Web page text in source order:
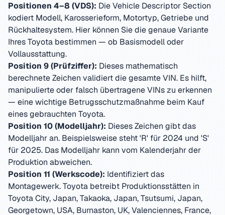
Positionen 4–8 (VDS): Die Vehicle Descriptor Section
kodiert Modell, Karosserieform, Motortyp, Getriebe und
Rückhaltesystem. Hier können Sie die genaue Variante
IhresToyota bestimmen — ob Basismodell oder
Vollausstattung.
Position 9 (Prüfziffer): Dieses mathematisch
berechnete Zeichen validiert die gesamte VIN. Es hilft,
manipulierte oder falsch übertragene VINs zu erkennen
— eine wichtige Betrugsschutzmaßnahme beim Kauf
eines gebrauchten Toyota.
Position 10 (Modelljahr): Dieses Zeichen gibt das
Modelljahr an. Beispielsweise steht 'R' für 2024 und 'S'
für 2025. Das Modelljahr kann vom Kalenderjahr der
Produktion abweichen.
Position 11 (Werkscode): Identifiziert das
Montagewerk.Toyota betreibt Produktionsstätten in
Toyota City, Japan, Takaoka, Japan, Tsutsumi, Japan,
Georgetown, USA, Burnaston, UK, Valenciennes, France,